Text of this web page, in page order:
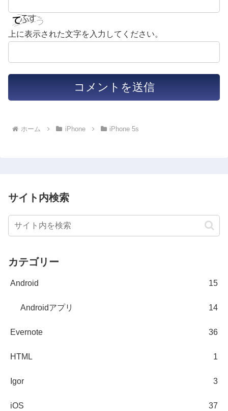
上に表示された文字を入力してください。
ホーム iPhone iPhone 5s
サイト内検索
カテゴリー
Android 15
Androidアプリ 14
Evernote 36
HTML 1
Igor 3
iOS 37